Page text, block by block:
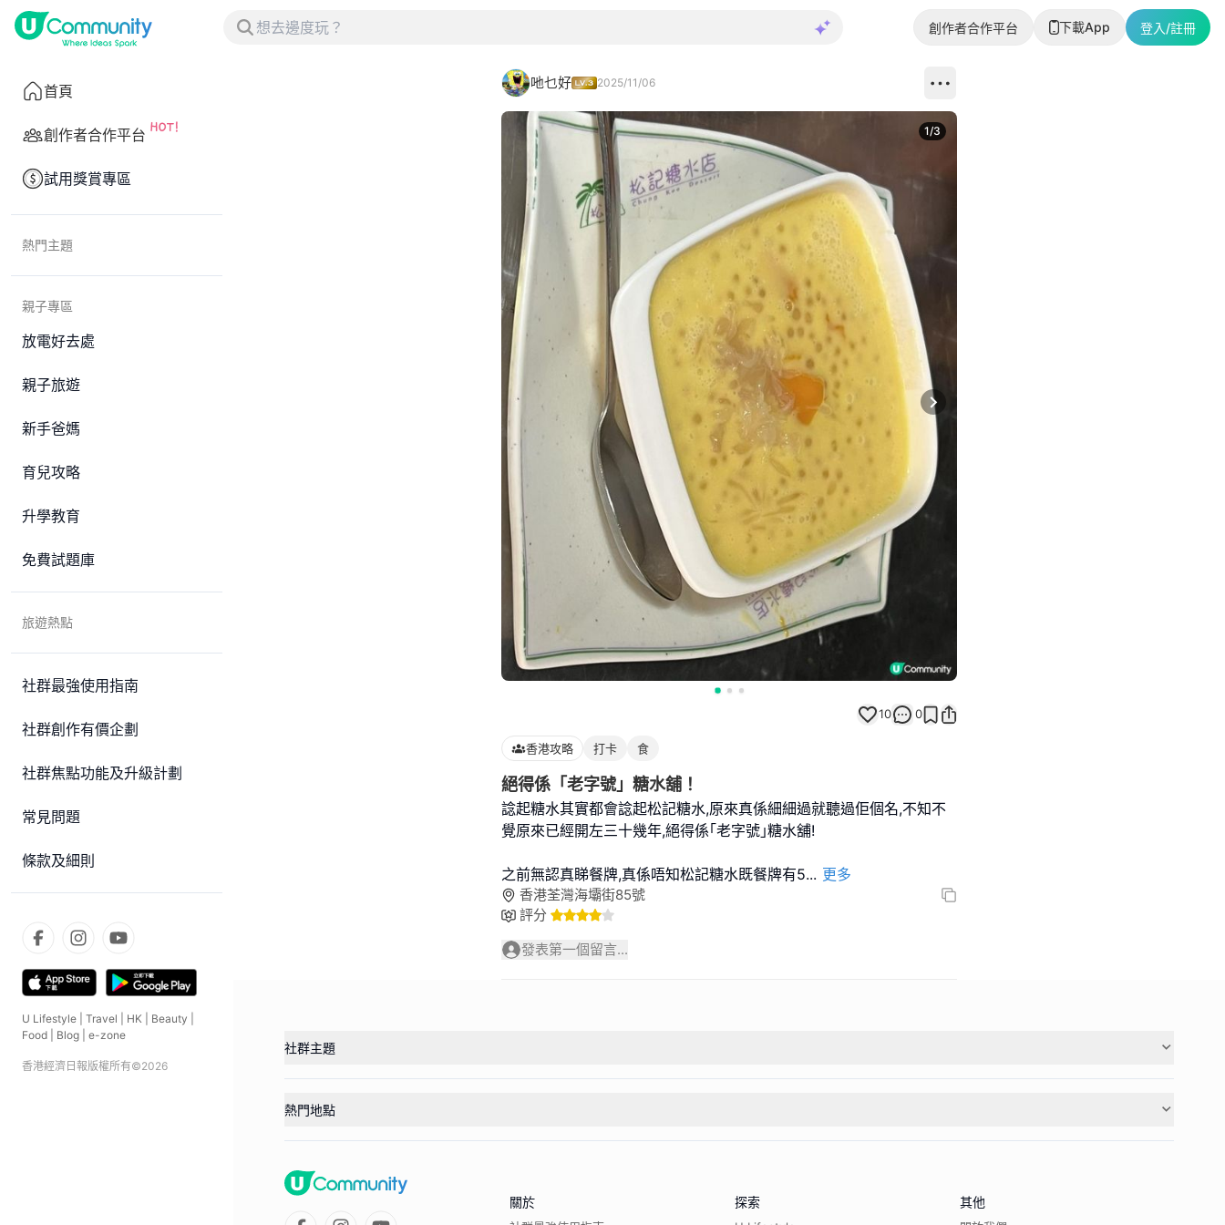
創作者合作平台 下載App 登入/註冊
首頁
創作者合作平台
試用獎賞專區
熱門主題
親子專區
放電好去處
親子旅遊
新手爸媽
育兒攻略
升學教育
免費試題庫
旅遊熱點
社群最強使用指南
社群創作有價企劃
社群焦點功能及升級計劃
常見問題
條款及細則
U Lifestyle Travel HK Beauty
Food
Blog e-zone
香港經濟日報版權所有©2026
吔乜好 2025/11/06
Next slide
1/3
10 0
香港攻略 打卡 食
絕得係「老字號」糖水舖！
諗起糖水其實都會諗起松記糖水,原來真係細細過就聽過佢個名,不知不
覺原來已經開左三十幾年,絕得係｢老字號｣糖水舖!
之前無認真睇餐牌,真係唔知松記糖水既餐牌有5... 更多
香港荃灣海壩街85號
評分
發表第一個留言...
社群主題
熱門地點
關於 探索 其他